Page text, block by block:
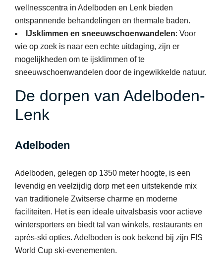
wellnesscentra in Adelboden en Lenk bieden
ontspannende behandelingen en thermale baden.
IJsklimmen en sneeuwschoenwandelen: Voor
wie op zoek is naar een echte uitdaging, zijn er
mogelijkheden om te ijsklimmen of te
sneeuwschoenwandelen door de ingewikkelde natuur.
De dorpen van Adelboden-
Lenk
Adelboden
Adelboden, gelegen op 1350 meter hoogte, is een
levendig en veelzijdig dorp met een uitstekende mix
van traditionele Zwitserse charme en moderne
faciliteiten. Het is een ideale uitvalsbasis voor actieve
wintersporters en biedt tal van winkels, restaurants en
après-ski opties. Adelboden is ook bekend bij zijn FIS
World Cup ski-evenementen.